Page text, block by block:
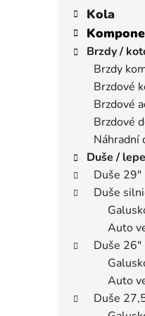
kategorie
Kola
Brzdy /
Brzdy
Brzdové
Brzdové
Brzdové
Náhradní
Duše /
Duše 29"
Duše
Auto
Duše 26"
Auto
Duše